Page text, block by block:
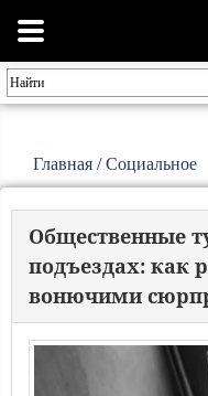
Главная /Социальное
Общественные
подъездах: как
вонючими